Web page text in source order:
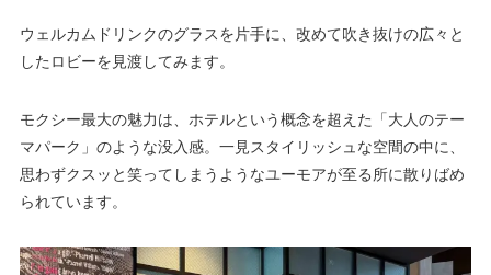
ウェルカムドリンクのグラスを片手に、改めて吹き抜けの広々と
したロビーを見渡してみます。
モクシー最大の魅力は、ホテルという概念を超えた「大人のテー
マパーク」のような没入感。一見スタイリッシュな空間の中に、
思わずクスッと笑ってしまうようなユーモアが至る所に散りばめ
られています。